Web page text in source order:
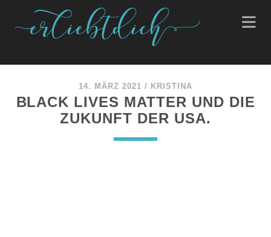
14. MÄRZ 2021 / KRISTINA
BLACK LIVES MATTER UND DIE
ZUKUNFT DER USA.